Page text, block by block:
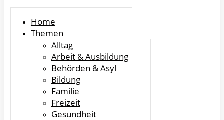
Home
Themen
Alltag
Arbeit & Ausbildung
Behörden & Asyl
Bildung
Familie
Freizeit
Gesundheit